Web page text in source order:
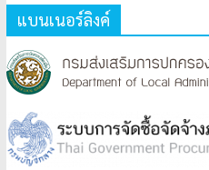
แบนเนอร์ลิงค์